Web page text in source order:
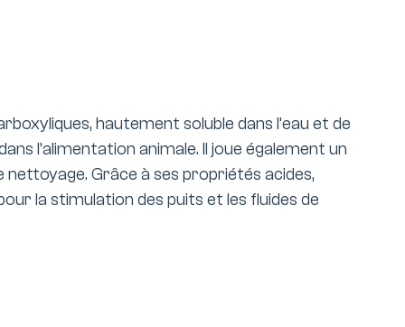
hautement soluble dans l’eau et de
l’alimentation animale. Il joue également un
Grâce à ses propriétés acides,
la stimulation des puits et les fluides de